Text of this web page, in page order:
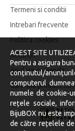
Termeni si conditii
Intrebari frecvente
Politica cookies
Retururi
Anulare comanda
Garantia produselor
ACEST SITE
Pentru a asigura
conținutul/
computerul
numele de cookie-
rețele sociale,
BijuBOX nu este
de către rețelele